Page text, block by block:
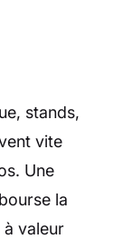
stands,
vite
Une
la
valeur